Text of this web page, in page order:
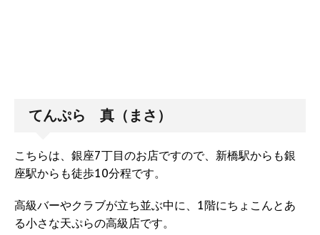
てんぷら 真（まさ）
こちらは、銀座7丁目のお店ですので、新橋駅からも銀
座駅からも徒歩10分程です。
高級バーやクラブが立ち並ぶ中に、1階にちょこんとあ
る小さな天ぷらの高級店です。